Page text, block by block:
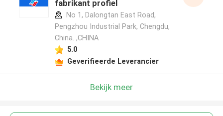
fabrikant profiel
No 1, Dalongtan East Road,
Pengzhou Industrial Park, Chengdu,
China. ,CHINA
5.0
Geverifieerde Leverancier
Bekijk meer